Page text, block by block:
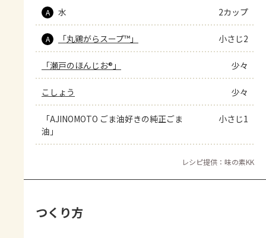
A 水 2カップ
A 「丸鶏がらスープ™」 小さじ2
「瀬戸のほんじお®」 少々
こしょう 少々
「AJINOMOTO ごま油好きの純正ごま
油」
小さじ1
レシピ提供：味の素KK
つくり方